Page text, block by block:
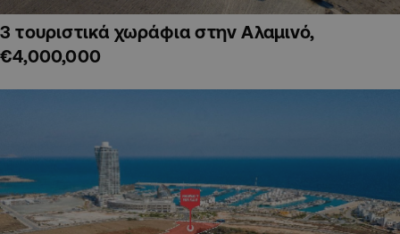
3 τουριστικά χωράφια στην Αλαμινό,
€4,000,000